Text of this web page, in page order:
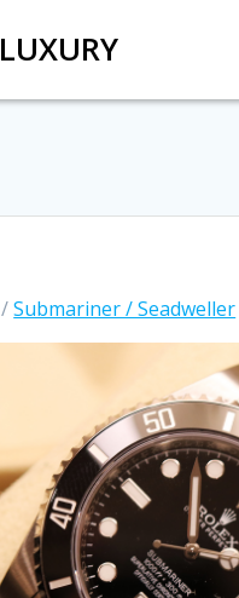
LUXURY
/Submariner / Seadweller